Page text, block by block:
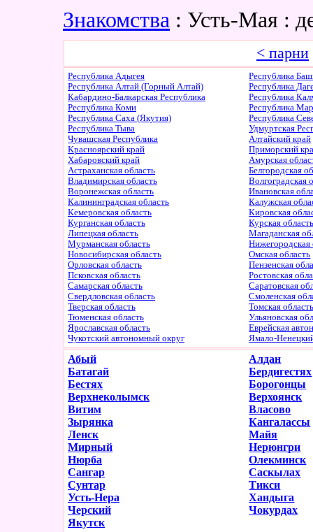
Знакомства : Усть-Мая :
< парни
Республика Адыгея
Республика
Республика Алтай (Горный Алтай)
Республика
Кабардино-Балкарская Республика
Республика
Республика Коми
Республика
Республика Саха (Якутия)
Республика
Республика Тыва
Удмуртская
Чувашская Республика
Алтайский край
Красноярский край
Приморский
Хабаровский край
Амурская
Астраханская область
Белгородская
Владимирская область
Волгоградская
Воронежская область
Ивановская
Калининградская область
Калужская
Кемеровская область
Кировская
Курганская область
Курская
Липецкая область
Магаданская
Мурманская область
Нижегородская
Новосибирская область
Омская область
Орловская область
Пензенская
Псковская область
Ростовская
Самарская область
Саратовская
Свердловская область
Смоленская
Тверская область
Томская
Тюменская область
Ульяновская
Ярославская область
Еврейская
Чукотский автономный округ
Ямало-
Абый
Алдан
Батагай
Бердигестях
Бестях
Борогонцы
Верхнеколымск
Верхоянск
Витим
Власово
Зырянка
Кангалассы
Ленск
Майя
Мирный
Нерюнгри
Нюрба
Олекминск
Сангар
Саскылах
Сунтар
Тикси
Усть-Нера
Хандыга
Черский
Чокурдах
Якутск